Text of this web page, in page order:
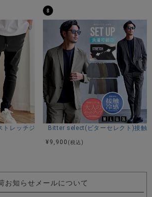
レッチジョッパーパンツ/全4色
8
Bitter select(ビターセレクト)接触
¥ 9,900 (税込)
お知らせメールについて